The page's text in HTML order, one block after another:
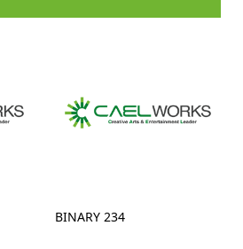
BINARY 234